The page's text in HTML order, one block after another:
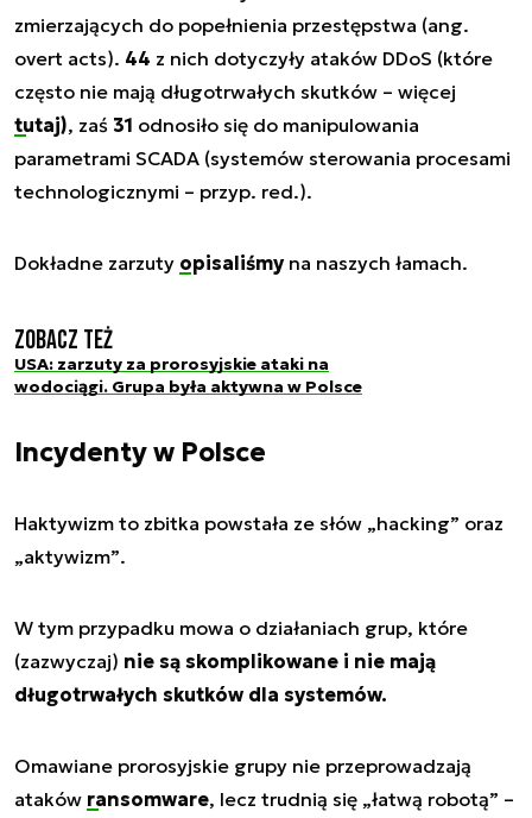
zmierzających do popełnienia przestępstwa (ang.
overt acts). 44 z nich dotyczyły ataków DDoS (które
często nie mają długotrwałych skutków – więcej
tutaj), zaś 31 odnosiło się do manipulowania
parametrami SCADA (systemów sterowania procesami
technologicznymi – przyp. red.).
Dokładne zarzuty opisaliśmyna naszych łamach.
Zobacz też
USA: zarzuty za prorosyjskie ataki na
wodociągi. Grupa była aktywna w Polsce
Incydenty w Polsce
Haktywizm to zbitka powstała ze słów „hacking” oraz
„aktywizm”.
W tym przypadku mowa o działaniach grup, które
(zazwyczaj) nie są skomplikowane i nie mają
długotrwałych skutków dla systemów.
Omawiane prorosyjskie grupy nie przeprowadzają
ataków ransomware, lecz trudnią się „łatwą robotą” –